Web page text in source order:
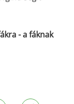
- a fáknak